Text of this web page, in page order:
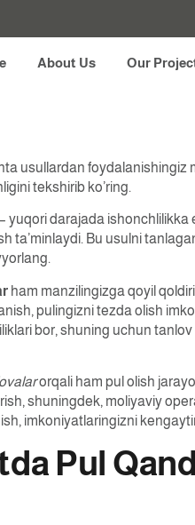
About Us Our
usullardan
tekshirib ko’ring.
– yuqori darajada ishonchlilikka
ta’minlaydi. Bu usulni
ham manzilingizga qoyil
pulingizni tezda olish
bor, shuning uchun
orqali ham pul olish
shuningdek, moliyaviy
imkoniyatlaringizni
Pul